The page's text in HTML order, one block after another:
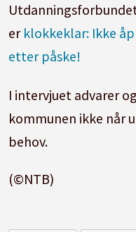
er klokkeklar: Ikke
etter påske!
I intervjuet advarer
kommunen ikke når
behov.
(©NTB)